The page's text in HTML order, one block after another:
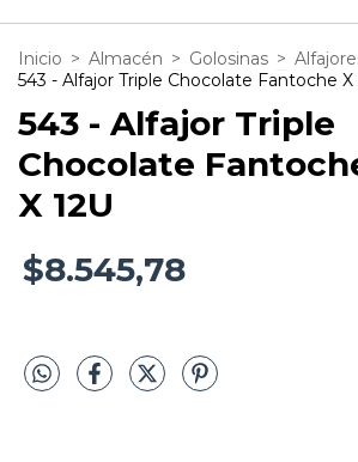
Inicio > Almacén > Golosinas >
543 - Alfajor Triple Chocolate Fantoche X
543 - Alfajor Triple
Chocolate
X 12U
$8.545,78